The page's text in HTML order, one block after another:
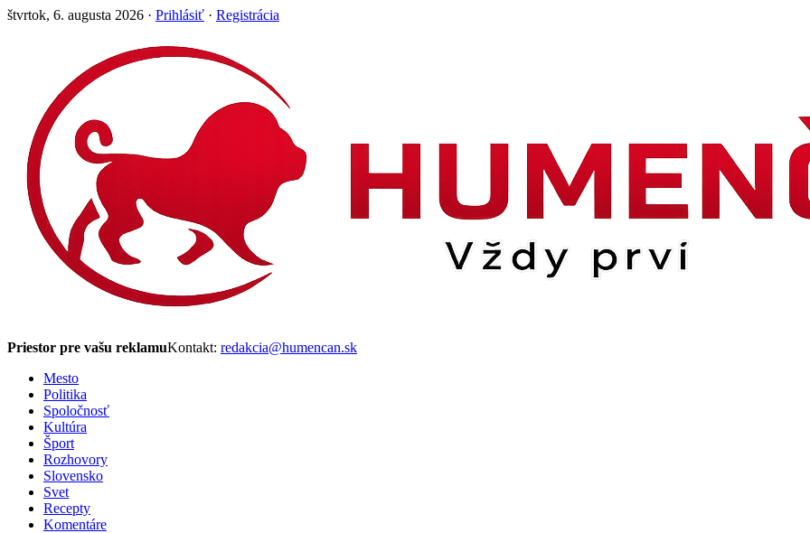
štvrtok, 6. augusta 2026 · Prihlásiť · Registrácia
Priestor pre vašu reklamuKontakt: redakcia@humencan.sk
Mesto
Politika
Spoločnosť
Kultúra
Šport
Rozhovory
Slovensko
Svet
Recepty
Komentáre